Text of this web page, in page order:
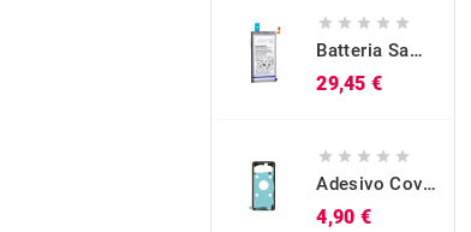
    
Batteria Samsung Originale EB-BG973ABU Per Galaxy S10 (SM-G973)
29,45 €
    
Adesivo Cover Posteriore Originale Galaxy S10 (SM-G973)
4,90 €